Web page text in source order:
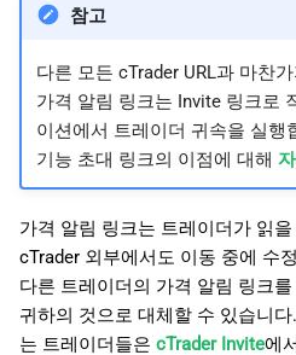
참고
다른 모든 cTrader URL과 마찬
가격 알림 링크는 Invite 링크로
이션에서 트레이더 귀속을 실행
기능 초대 링크의 이점에 대해
가격 알림 링크는 트레이더가 읽
cTrader 외부에서도 이동 중에 수
다른 트레이더의 가격 알림 링크
귀하의 것으로 대체할 수 있습니
는 트레이더들은 cTrader Invite에